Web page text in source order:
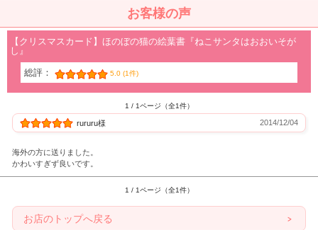
お客様の声
【クリスマスカード】ほのぼの猫の絵葉書『ねこサンタはおおいそが
し』
総評： 5.0 (1件)
1 / 1ページ（全1件）
rururu様 2014/12/04
海外の方に送りました。
かわいすぎず良いです。
1 / 1ページ（全1件）
お店のトップへ戻る